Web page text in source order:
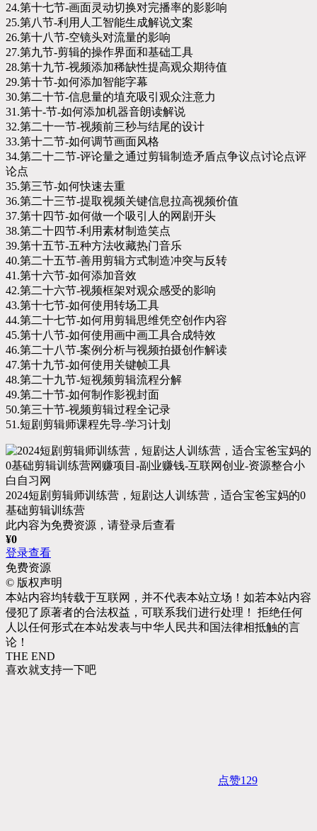
24.第十七节-画面灵动切换对完播率的影影响
25.第八节-利用人工智能生成解说文案
26.第十八节-空镜头对流量的影响
27.第九节-剪辑的操作界面和基础工具
28.第十九节-视频添加稀缺性提高观众期待值
29.第十节-如何添加智能字幕
30.第二十节-信息量的埴充吸引观众注意力
31.第十-节-如何添加机器音朗读解说
32.第二十一节-视频前三秒与结尾的设计
33.第十二节-如何调节画面风格
34.第二十二节-评论量之通过剪辑制造矛盾点争议点讨论点评
论点
35.第三节-如何快速去重
36.第二十三节-提取视频关键信息拉高视频价值
37.第十四节-如何做一个吸引人的网剧开头
38.第二十四节-利用素材制造笑点
39.第十五节-五种方法收藏热门音乐
40.第二十五节-善用剪辑方式制造冲突与反转
41.第十六节-如何添加音效
42.第二十六节-视频框架对观众感受的影响
43.第十七节-如何使用转场工具
44.第二十七节-如何用剪辑思维凭空创作内容
45.第十八节-如何使用画中画工具合成特效
46.第二十八节-案例分析与视频拍摄创作解读
47.第十九节-如何使用关键帧工具
48.第二十九节-短视频剪辑流程分解
49.第二十节-如何制作影视封面
50.第三十节-视频剪辑过程全记录
51.短剧剪辑师课程先导-学习计划
2024短剧剪辑师训练营，短剧达人训练营，适合宝爸宝妈的0
基础剪辑训练营
此内容为免费资源，请登录后查看
¥0
登录查看
免费资源
© 版权声明
本站内容均转载于互联网，并不代表本站立场！如若本站内容
侵犯了原著者的合法权益，可联系我们进行处理！ 拒绝任何
人以任何形式在本站发表与中华人民共和国法律相抵触的言
论！
THE END
喜欢就支持一下吧
点赞129